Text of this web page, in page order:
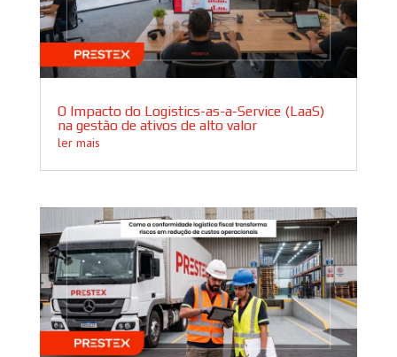
O Impacto do Logistics-as-a-Service (LaaS)
na gestão de ativos de alto valor
ler mais